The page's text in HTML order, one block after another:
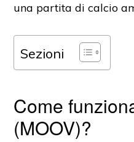
una partita di calcio
Sezioni
Come
(MOOV)?